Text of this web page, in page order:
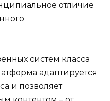
отличие
систем класса
адаптируется
и позволяет